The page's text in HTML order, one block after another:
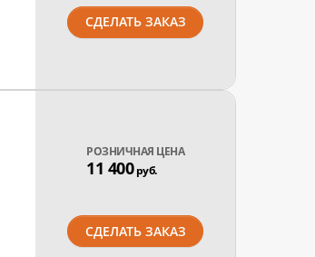
СДЕЛАТЬ ЗАКАЗ
РОЗНИЧНАЯ ЦЕНА
11 400руб.
СДЕЛАТЬ ЗАКАЗ